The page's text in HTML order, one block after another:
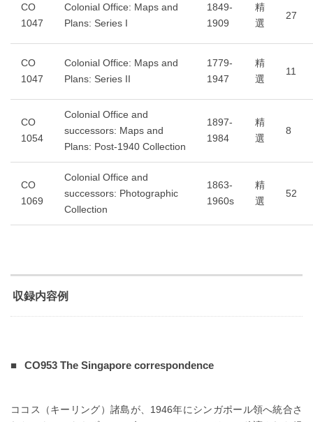
CO
1047
Colonial Office: Maps and
Plans: Series I
1849-
1909
精
選
27
CO
1047
Colonial Office: Maps and
Plans: Series II
1779-
1947
精
選
11
CO
1054
Colonial Office and
successors: Maps and
Plans: Post-1940 Collection
1897-
1984
精
選
8
CO
1069
Colonial Office and
successors: Photographic
Collection
1863-
1960s
精
選
52
収録内容例
CO953 The Singapore correspondence
ココス（キーリング）諸島が、1946年にシンガポール領へ統合さ